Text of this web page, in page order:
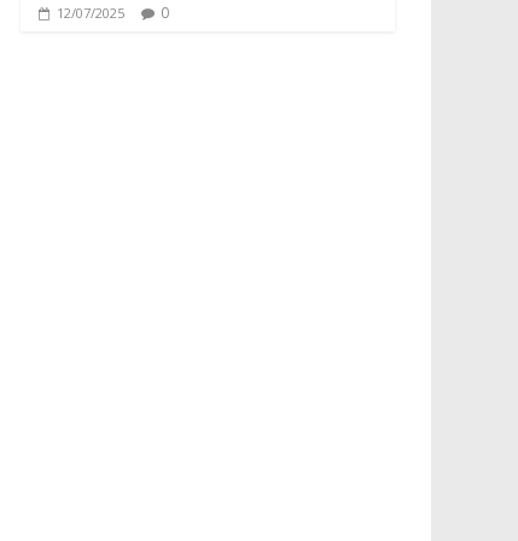
12/07/2025 0